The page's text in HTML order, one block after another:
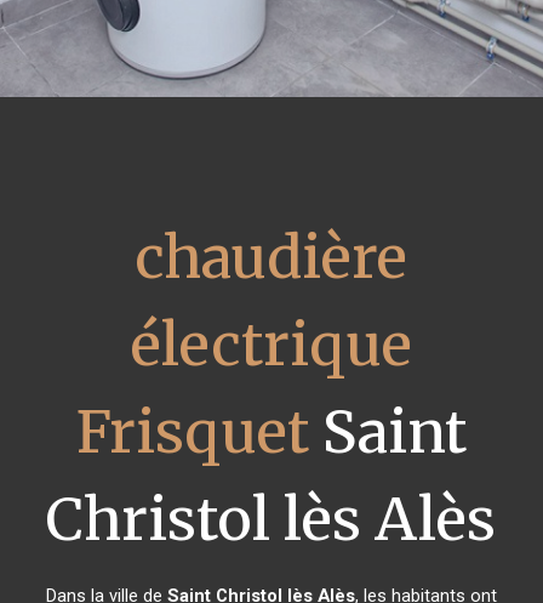
chaudière
électrique
FrisquetSaint
Christol lès Alès
Dans la ville de Saint Christol lès Alès, les habitants ont